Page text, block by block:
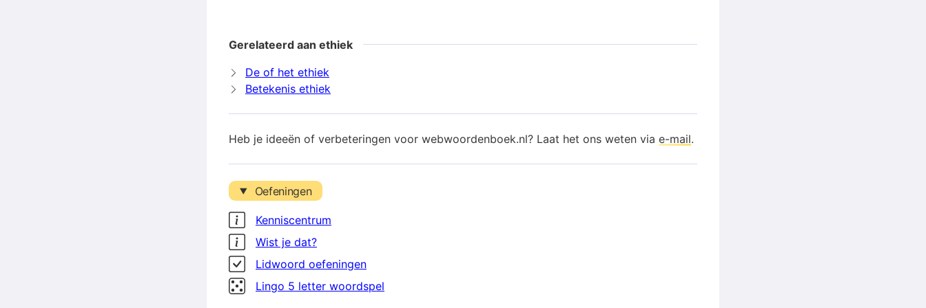
Gerelateerd aan ethiek
De of het ethiek
Betekenis ethiek
Heb je ideeën of verbeteringen voor webwoordenboek.nl? Laat het ons weten via e-mail.
Oefeningen
Kenniscentrum
Wist je dat?
Lidwoord oefeningen
Lingo 5 letter woordspel